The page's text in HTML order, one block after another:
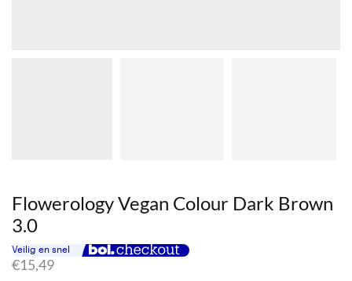
Flowerology Vegan Colour Dark Brown
3.0
€15,49